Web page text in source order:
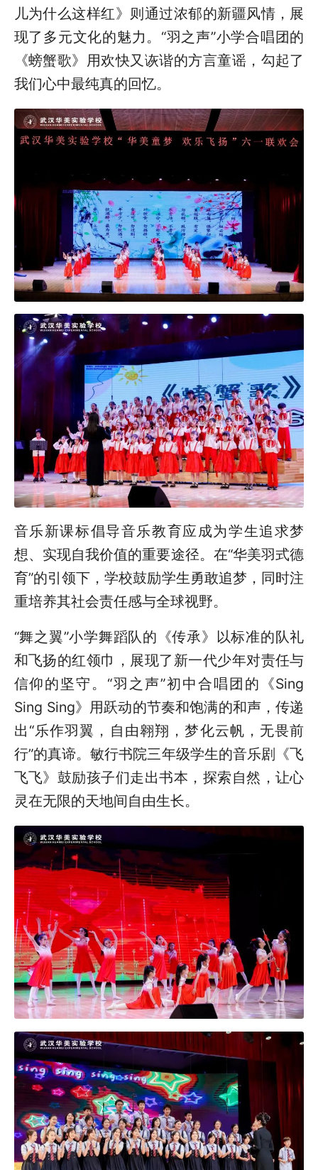
儿为什么这样红》则通过浓郁的新疆风情，展
现了多元文化的魅力。“羽之声”小学合唱团的
《螃蟹歌》用欢快又诙谐的方言童谣，勾起了
我们心中最纯真的回忆。
音乐新课标倡导音乐教育应成为学生追求梦
想、实现自我价值的重要途径。在“华美羽式德
育”的引领下，学校鼓励学生勇敢追梦，同时注
重培养其社会责任感与全球视野。
“舞之翼”小学舞蹈队的《传承》以标准的队礼
和飞扬的红领巾，展现了新一代少年对责任与
信仰的坚守。“羽之声”初中合唱团的《Sing
Sing Sing》用跃动的节奏和饱满的和声，传递
出“乐作羽翼，自由翱翔，梦化云帆，无畏前
行”的真谛。敏行书院三年级学生的音乐剧《飞
飞飞》鼓励孩子们走出书本，探索自然，让心
灵在无限的天地间自由生长。